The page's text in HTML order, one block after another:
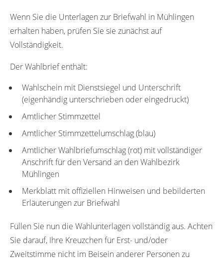
Wenn Sie die Unterlagen zur Briefwahl in Mühlingen
erhalten haben, prüfen Sie sie zunächst auf
Vollständigkeit.
Der Wahlbrief enthält:
Wahlschein mit Dienstsiegel und Unterschrift
(eigenhändig unterschrieben oder eingedruckt)
Amtlicher Stimmzettel
Amtlicher Stimmzettelumschlag (blau)
Amtlicher Wahlbriefumschlag (rot) mit vollständiger
Anschrift für den Versand an den Wahlbezirk
Mühlingen
Merkblatt mit offiziellen Hinweisen und bebilderten
Erläuterungen zur Briefwahl
Füllen Sie nun die Wahlunterlagen vollständig aus. Achten
Sie darauf, Ihre Kreuzchen für Erst- und/oder
Zweitstimme nicht im Beisein anderer Personen zu